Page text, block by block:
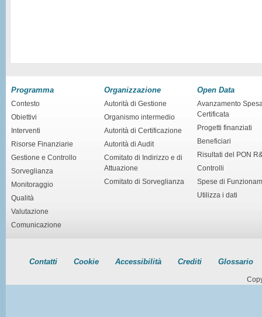
Programma
Contesto
Obiettivi
Interventi
Risorse Finanziarie
Gestione e Controllo
Sorveglianza
Monitoraggio
Qualità
Valutazione
Comunicazione
Organizzazione
Autorità di Gestione
Organismo intermedio
Autorità di Certificazione
Autorità di Audit
Comitato di Indirizzo e di
Attuazione
Comitato di Sorveglianza
Open Data
Avanzamento
Certificata
Progetti finanziati
Beneficiari
Risultati del PON
Controlli
Spese di
Utilizza i dati
Contatti Cookie Accessibilità Crediti Glossario